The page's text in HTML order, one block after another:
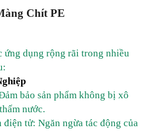
Chít PE
ứng dụng rộng rãi trong nhiều
bảo sản phẩm không bị xô
nước.
tử: Ngăn ngừa tác động của